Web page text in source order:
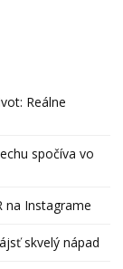
Reálne
spočíva vo
na Instagrame
skvelý nápad